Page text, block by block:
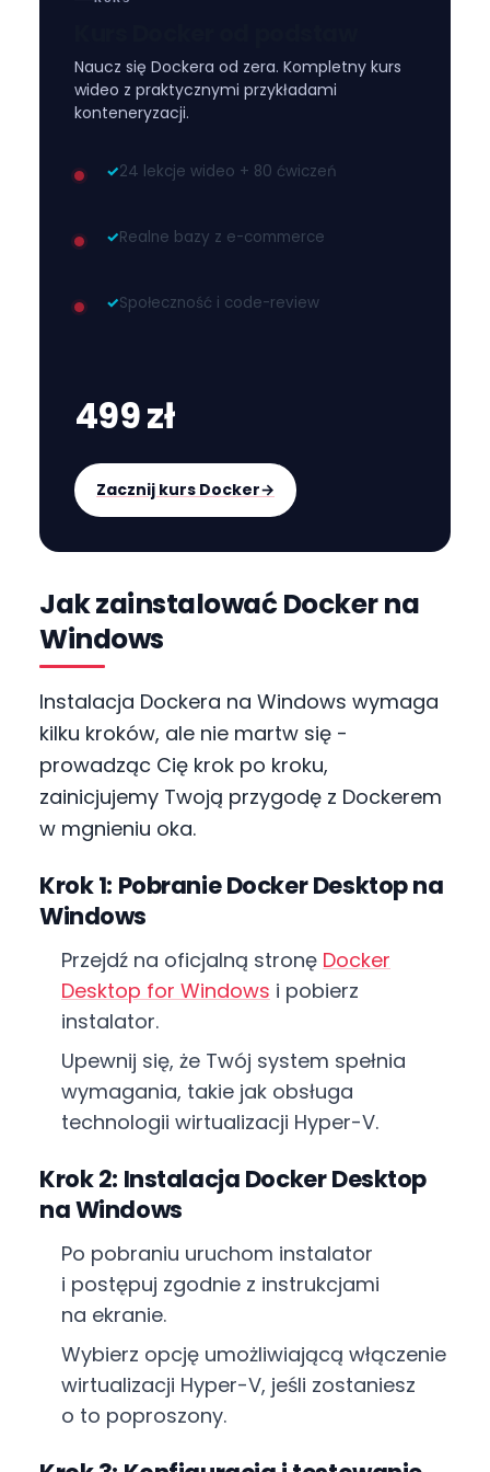
Naucz się Dockera od zera. Kompletny kurs
wideo z praktycznymi przykładami
konteneryzacji.
✓24 lekcje wideo + 80 ćwiczeń
✓Realne bazy z e-commerce
✓Społeczność i code-review
499 zł
Zacznij kurs Docker→
Jak zainstalować Docker na
Windows
Instalacja Dockera na Windows wymaga
kilku kroków, ale nie martw się -
prowadząc Cię krok po kroku,
zainicjujemy Twoją przygodę z Dockerem
w mgnieniu oka.
Krok 1: Pobranie Docker Desktop na
Windows
Przejdź na oficjalną stronę Docker
Desktop for Windows i pobierz
instalator.
Upewnij się, że Twój system spełnia
wymagania, takie jak obsługa
technologii wirtualizacji Hyper-V.
Krok 2: Instalacja Docker Desktop
na Windows
Po pobraniu uruchom instalator
i postępuj zgodnie z instrukcjami
na ekranie.
Wybierz opcję umożliwiającą włączenie
wirtualizacji Hyper-V, jeśli zostaniesz
o to poproszony.